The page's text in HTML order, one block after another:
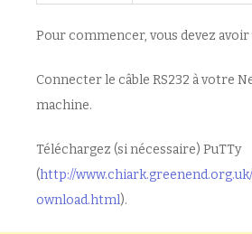
Pour commencer, vous devez avoir
Connecter le câble RS232 à votre
machine.
Téléchargez (si nécessaire) PuTTy
(http://
ownload.html).